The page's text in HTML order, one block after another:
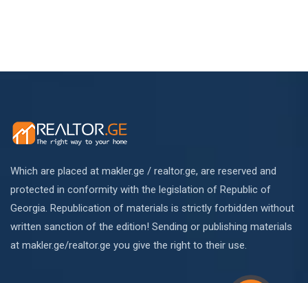
Which are placed at makler.ge / realtor.ge, are reserved and
protected in conformity with the legislation of Republic of
Georgia. Republication of materials is strictly forbidden without
written sanction of the edition! Sending or publishing materials
at makler.ge/realtor.ge you give the right to their use.